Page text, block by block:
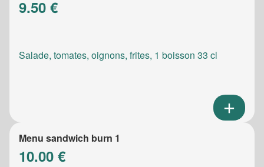
9.50 €
Salade, tomates, oignons, frites, 1 boisson 33 cl
Menu sandwich burn 1
10.00 €